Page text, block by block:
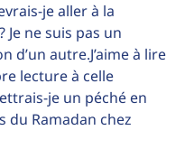
je aller à la
ne suis pas un
d’un autre.J’aime à lire
lecture à celle
je un péché en
du Ramadan chez